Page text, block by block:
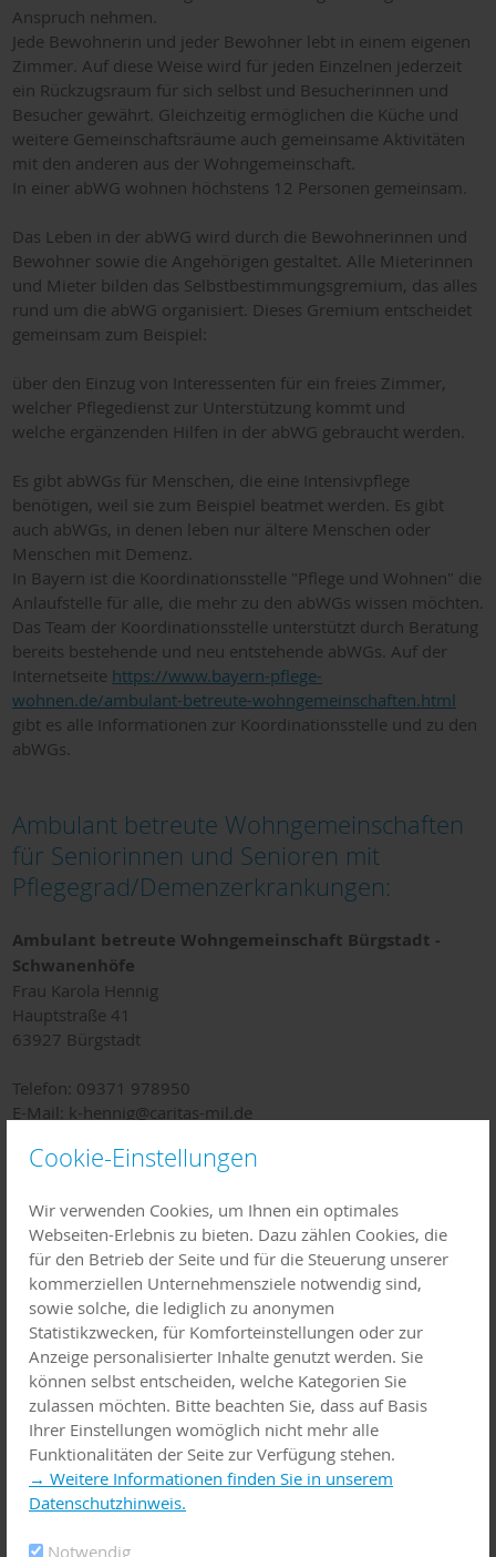
Cookie-Einstellungen
Wir verwenden Cookies, um Ihnen ein optimales
Webseiten-Erlebnis zu bieten. Dazu zählen Cookies, die
für den Betrieb der Seite und für die Steuerung unserer
kommerziellen Unternehmensziele notwendig sind,
sowie solche, die lediglich zu anonymen
Statistikzwecken, für Komforteinstellungen oder zur
Anzeige personalisierter Inhalte genutzt werden. Sie
können selbst entscheiden, welche Kategorien Sie
zulassen möchten. Bitte beachten Sie, dass auf Basis
Ihrer Einstellungen womöglich nicht mehr alle
Funktionalitäten der Seite zur Verfügung stehen.
→ Weitere Informationen finden Sie in unserem
Datenschutzhinweis.
Notwendig
Hospiz und Palliativversorgung
Anspruch nehmen.
Jede Bewohnerin und jeder Bewohner lebt in einem eigenen
Zimmer. Auf diese Weise wird für jeden Einzelnen jederzeit
ein Rückzugsraum für sich selbst und Besucherinnen und
Besucher gewährt. Gleichzeitig ermöglichen die Küche und
weitere Gemeinschaftsräume auch gemeinsame Aktivitäten
mit den anderen aus der Wohngemeinschaft.
In einer abWG wohnen höchstens 12 Personen gemeinsam.
Das Leben in der abWG wird durch die Bewohnerinnen und
Bewohner sowie die Angehörigen gestaltet. Alle Mieterinnen
und Mieter bilden das Selbstbestimmungsgremium, das alles
rund um die abWG organisiert. Dieses Gremium entscheidet
gemeinsam zum Beispiel:
über den Einzug von Interessenten für ein freies Zimmer,
welcher Pflegedienst zur Unterstützung kommt und
welche ergänzenden Hilfen in der abWG gebraucht werden.
Es gibt abWGs für Menschen, die eine Intensivpflege
benötigen, weil sie zum Beispiel beatmet werden. Es gibt
auch abWGs, in denen leben nur ältere Menschen oder
Menschen mit Demenz.
In Bayern ist die Koordinationsstelle "Pflege und Wohnen" die
Anlaufstelle für alle, die mehr zu den abWGs wissen möchten.
Das Team der Koordinationsstelle unterstützt durch Beratung
bereits bestehende und neu entstehende abWGs. Auf der
Internetseite https://www.bayern-pflege-
wohnen.de/ambulant-betreute-wohngemeinschaften.html
gibt es alle Informationen zur Koordinationsstelle und zu den
abWGs.
Ambulant betreute Wohngemeinschaften
für Seniorinnen und Senioren mit
Pflegegrad/Demenzerkrankungen:
Ambulant betreute Wohngemeinschaft Bürgstadt -
Schwanenhöfe
Frau Karola Hennig
Hauptstraße 41
63927 Bürgstadt
Telefon: 09371 978950
E-Mail: k-hennig@caritas-mil.de
Ambulant betreute Intensiv-Pflege-
Wohngemeinschaften für Erwachsene:
Intensiv-Pflege-Wohngemeinschaft Lichtblick
63906 Erlenbach am Main
Kontakt: Vertretung des Gremiums der Selbstbestimmung
Ansprechperson: Frau Zuhal Bülbül
Telefonnummer: 0162 333 2941
VitaVivet UG - Intensivpflege Wohngemeinschaft
Breitendieler Straße 41